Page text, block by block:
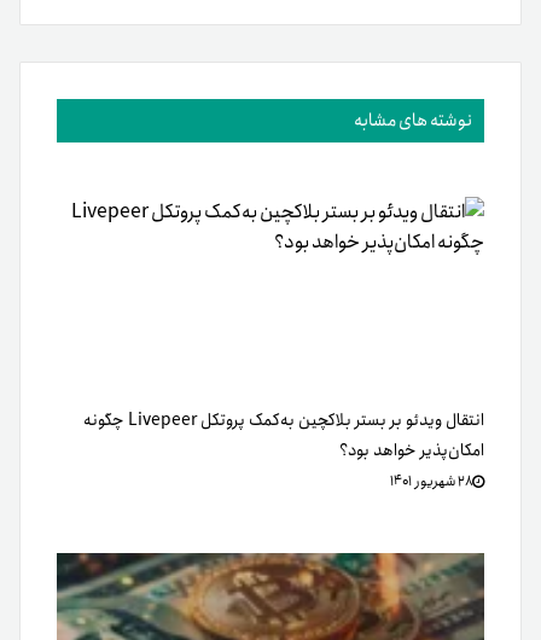
نوشته های مشابه
انتقال ویدئو بر بستر بلاکچین به‌کمک پروتکل Livepeer چگونه
امکان‌پذیر خواهد بود؟
۲۸ شهریور ۱۴۰۱